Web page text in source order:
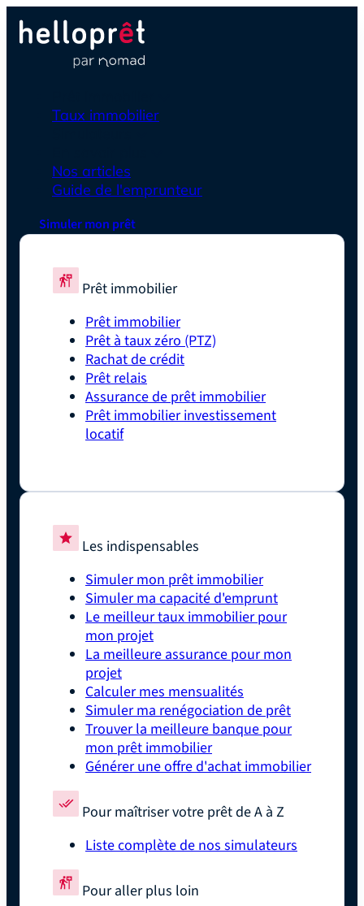
Taux immobilier
Nos articles
Guide de l'emprunteur
Simuler mon prêt
Prêt immobilier
Prêt immobilier
Prêt à taux zéro (PTZ)
Rachat de crédit
Prêt relais
Assurance de prêt immobilier
Prêt immobilier investissement
locatif
Les indispensables
Simuler mon prêt immobilier
Simuler ma capacité d'emprunt
Le meilleur taux immobilier pour
mon projet
La meilleure assurance pour mon
projet
Calculer mes mensualités
Simuler ma renégociation de prêt
Trouver la meilleure banque pour
mon prêt immobilier
Générer une offre d'achat immobilier
Pour maîtriser votre prêt de A à Z
Liste complète de nos simulateurs
Pour aller plus loin